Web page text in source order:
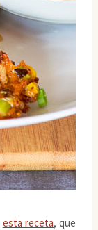
esta receta, que